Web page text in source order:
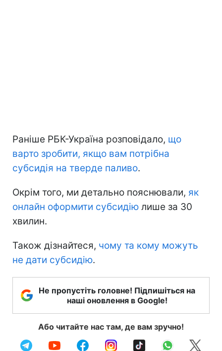
Раніше РБК-Україна розповідало, що
варто зробити, якщо вам потрібна
субсидія на тверде паливо.
Окрім того, ми детально пояснювали, як
онлайн оформити субсидію лише за 30
хвилин.
Також дізнайтеся, чому та кому можуть
не дати субсидію.
Не пропустіть головне! Підпишіться на
наші оновлення в Google!
Або читайте нас там, де вам зручно!